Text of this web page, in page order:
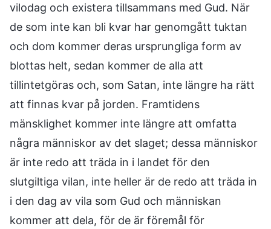
vilodag och existera tillsammans med Gud. När
de som inte kan bli kvar har genomgått tuktan
och dom kommer deras ursprungliga form av
blottas helt, sedan kommer de alla att
tillintetgöras och, som Satan, inte längre ha rätt
att finnas kvar på jorden. Framtidens
mänsklighet kommer inte längre att omfatta
några människor av det slaget; dessa människor
är inte redo att träda in i landet för den
slutgiltiga vilan, inte heller är de redo att träda in
i den dag av vila som Gud och människan
kommer att dela, för de är föremål för